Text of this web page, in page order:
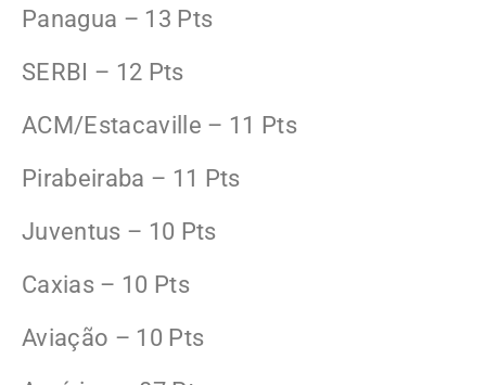
Panagua – 13 Pts
SERBI – 12 Pts
ACM/Estacaville – 11 Pts
Pirabeiraba – 11 Pts
Juventus – 10 Pts
Caxias – 10 Pts
Aviação – 10 Pts